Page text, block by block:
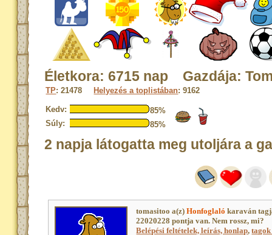
Életkora: 6715 nap Gazdája:
TP: 21478 Helyezés a toplistában: 9162
Kedv:
85%
Súly:
85%
2 napja látogatta meg utoljára a
tomasitoo a(z)Honfoglaló karaván
22020228 pontja van. Nem rossz, mi?
Belépési feltételek, leírás, honlap,